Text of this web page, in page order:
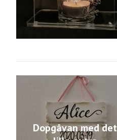
Dopgåvan med det